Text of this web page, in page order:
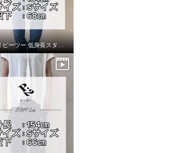
ARIKI ピーツー 低身長スタッフがはいてみました！